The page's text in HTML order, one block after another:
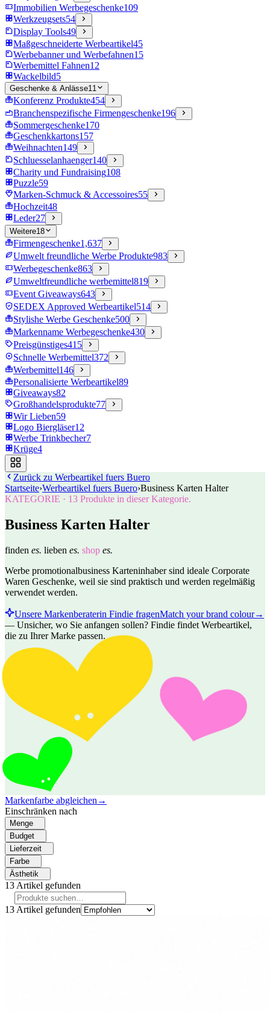
Immobilien Werbegeschenke109
Werkzeugsets54
Display Tools49
Maßgeschneiderte Werbeartikel45
Werbebanner und Werbefahnen15
Werbemittel Fahnen12
Wackelbild5
Geschenke & Anlässe11
Konferenz Produkte454
Branchenspezifische Firmengeschenke196
Sommergeschenke170
Geschenkkartons157
Weihnachten149
Schluesselanhaenger140
Charity und Fundraising108
Puzzle59
Marken-Schmuck & Accessoires55
Hochzeit48
Leder27
Weitere18
Firmengeschenke1,637
Umwelt freundliche Werbe Produkte983
Werbegeschenke863
Umweltfreundliche werbemittel819
Event Giveaways643
SEDEX Approved Werbeartikel514
Stylishe Werbe Geschenke500
Markenname Werbegeschenke430
Preisgünstiges415
Schnelle Werbemittel372
Werbemittel146
Personalisierte Werbeartikel89
Giveaways82
Großhandelsprodukte77
Wir Lieben59
Logo Biergläser12
Werbe Trinkbecher7
Krüge4
Zurück zu Werbeartikel fuers Buero
Startseite›Werbeartikel fuers Buero›Business Karten Halter
KATEGORIE · 13 Produkte in dieser Kategorie.
Business Karten Halter
finden es. lieben es. shop es.
Werbe promotionalbusiness Karteninhaber sind ideale Corporate
Waren Geschenke, weil sie sind praktisch und werden regelmäßig
verwendet werden.
Unsere Markenberaterin Findie fragenMatch your brand colour→
— Unsicher, wo Sie anfangen sollen? Findie findet Werbeartikel,
die zu Ihrer Marke passen.
Markenfarbe abgleichen →
Einschränken nach
Menge
Budget
Lieferzeit
Farbe
Ästhetik
13 Artikel gefunden
13 Artikel gefunden